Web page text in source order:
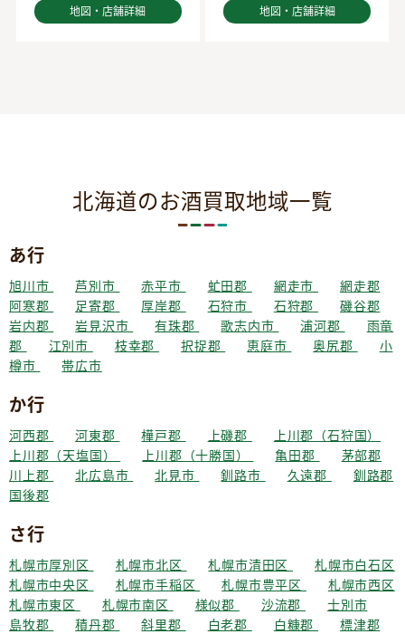
地図・店舗詳細 地図・店舗詳細
北海道のお酒買取地域一覧
あ行
旭川市 芦別市 赤平市 虻田郡 網走市
網走郡
阿寒郡
足寄郡 厚岸郡 石狩市 石狩郡
磯谷郡
岩内郡
岩見沢市 有珠郡 歌志内市 浦河郡
雨竜
郡
江別市 枝幸郡 択捉郡 恵庭市 奥尻郡
小
樽市
帯広市
か行
河西郡 河東郡 樺戸郡 上磯郡
上川郡（石狩国）
上川郡（天塩国）
上川郡（十勝国） 亀田郡
茅部郡
川上郡
北広島市 北見市 釧路市 久遠郡
釧路郡
国後郡
さ行
札幌市厚別区 札幌市北区 札幌市清田区
札幌市白石区
札幌市中央区
札幌市手稲区 札幌市豊平区
札幌市西区
札幌市東区
札幌市南区 様似郡 沙流郡
士別市
島牧郡
積丹郡 斜里郡 白老郡 白糠郡
標津郡